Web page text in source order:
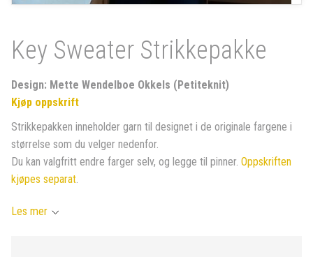
Key Sweater Strikkepakke
Design: Mette Wendelboe Okkels (Petiteknit)
Kjøp oppskrift
Strikkepakken inneholder garn til designet i de originale fargene i
størrelse som du velger nedenfor.
Du kan valgfritt endre farger selv, og legge til pinner. Oppskriften
kjøpes separat.
Les mer